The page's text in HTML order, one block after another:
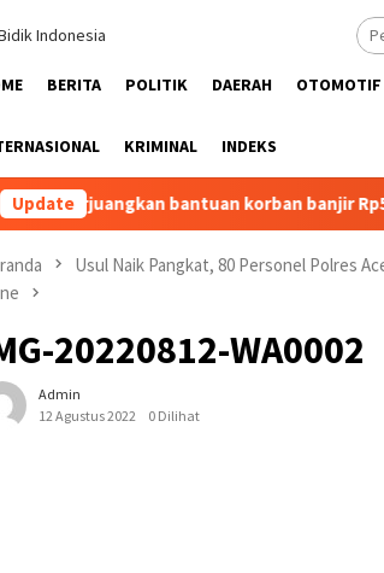
BERITA POLITIK DAERAH OTOMOTIF
KRIMINAL INDEKS
Updatebantuan korban banjir Rp578,48
Usul Naik Pangkat, 80 Personel Polres
20220812-WA0002
Admin
12 Agustus 2022
0 Dilihat